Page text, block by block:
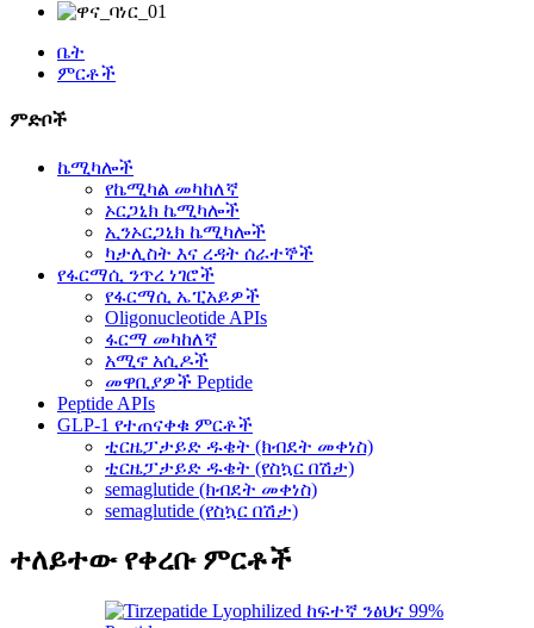
ቤት
ምርቶች
ምድቦች
ኬሚካሎች
የኬሚካል መካከለኛ
ኦርጋኒክ ኬሚካሎች
ኢንኦርጋኒክ ኬሚካሎች
ካታሊስት እና ረዳት ሰራተኞች
የፋርማሲ ንጥረ ነገሮች
የፋርማሲ ኤፒአይዎች
Oligonucleotide APIs
ፋርማ መካከለኛ
አሚኖ አሲዶች
መዋቢያዎች Peptide
Peptide APIs
GLP-1 የተጠናቀቁ ምርቶች
ቲርዜፓታይድ ዱቄት (ክብደት መቀነስ)
ቲርዜፓታይድ ዱቄት (የስኳር በሽታ)
semaglutide (ክብደት መቀነስ)
semaglutide (የስኳር በሽታ)
ተለይተው የቀረቡ ምርቶች